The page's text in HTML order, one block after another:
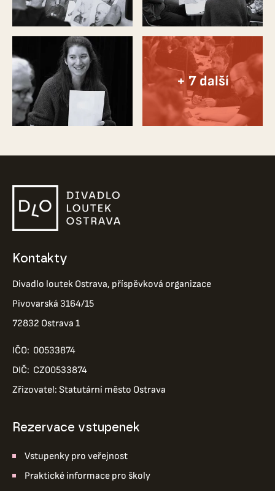
Kontakty
Divadlo loutek Ostrava, příspěvková organizace
Pivovarská 3164/15
72832 Ostrava 1
IČO: 00533874
DIČ: CZ00533874
Zřizovatel: Statutární město Ostrava
Rezervace vstupenek
Vstupenky pro veřejnost
Praktické informace pro školy